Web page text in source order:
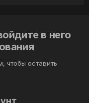
в него
чтобы оставить